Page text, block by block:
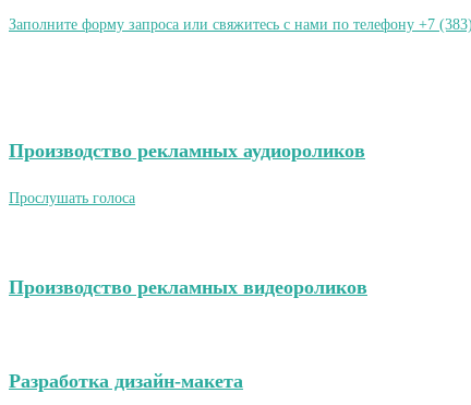
Заполните форму запроса или свяжитесь с нами по телефону +7
Производство рекламных аудиороликов
Прослушать голоса
Производство рекламных видеороликов
Разработка дизайн-макета